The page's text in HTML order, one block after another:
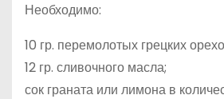
Необходимо:
10 гр. перемолотых грецких
12 гр. сливочного масла;
сок граната или лимона в